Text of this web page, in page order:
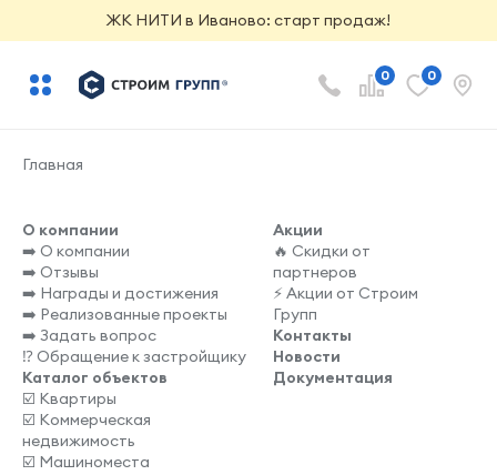
ЖК НИТИ в Иваново: старт продаж!
0 0
Главная
О компании
➡️ О компании
➡️ Отзывы
➡️ Награды и достижения
➡️ Реализованные проекты
➡️ Задать вопрос
⁉️ Обращение к застройщику
Каталог объектов
☑️ Квартиры
☑️ Коммерческая
недвижимость
☑️ Машиноместа
Акции
🔥 Скидки от
партнеров
⚡️ Акции от Строим
Групп
Контакты
Новости
Документация